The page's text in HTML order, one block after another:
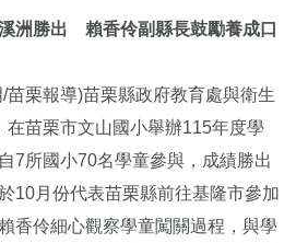
洲勝出 賴香伶副縣長鼓勵養成口
苗栗報導)苗栗縣政府教育處與衛生
在苗栗市文山國小舉辦115年度學
7所國小70名學童參與，成績勝出
10月份代表苗栗縣前往基隆市參加
香伶細心觀察學童闖關過程，與學